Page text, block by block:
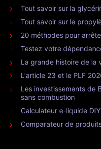
Tout savoir sur la
Tout savoir sur le
20 méthodes pour
Testez votre
La grande histoire de la
L'article 23 et le PLF
Les investissements de
sans combustion
Calculateur e-liquide DIY
Comparateur de